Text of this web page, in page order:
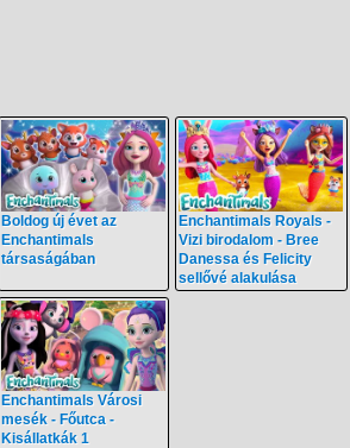
Boldog új évet az
Enchantimals
társaságában
Enchantimals Royals -
Vizi birodalom - Bree
Danessa és Felicity
sellővé alakulása
Enchantimals Városi
mesék - Főutca -
Kisállatkák 1